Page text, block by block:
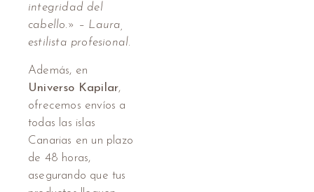
integridad del
cabello.» – Laura,
estilista profesional.
Además, en
Universo Kapilar,
ofrecemos envíos a
todas las islas
Canarias en un plazo
de 48 horas,
asegurando que tus